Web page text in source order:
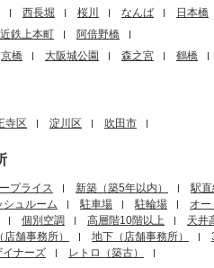
西長堀
桜川 なんば 日本橋
近鉄上本町
阿倍野橋
京橋
大阪城公園 森之宮 鶴橋
寺区 淀川区 吹田市
プライス 新築（築5年以内） 駅
シュルーム
駐車場 駐輪場 オー
個別空調
高層階10階以上 天井
店舗事務所）
地下（店舗事務所）
イナーズ
レトロ（築古）